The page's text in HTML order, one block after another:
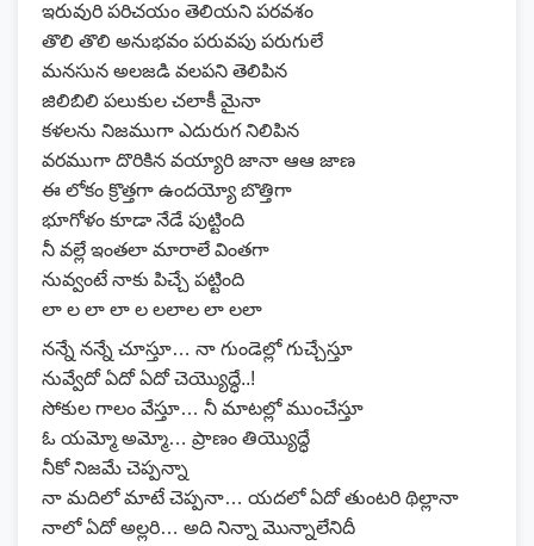
ఇరువురి పరిచయం తెలియని పరవశం
తొలి తొలి అనుభవం పరువపు పరుగులే
మనసున అలజడి వలపని తెలిపిన
జిలిబిలి పలుకుల చలాకీ మైనా
కళలను నిజముగా ఎదురుగ నిలిపిన
వరముగా దొరికిన వయ్యారి జానా ఆఆ జాణ
ఈ లోకం క్రొత్తగా ఉందయ్యో బొత్తిగా
భూగోళం కూడా నేడే పుట్టింది
నీ వల్లే ఇంతలా మారాలే వింతగా
నువ్వంటే నాకు పిచ్చే పట్టింది
లా ల లా లా ల లలాల లా లలా
నన్నే నన్నే చూస్తూ… నా గుండెల్లో గుచ్చేస్తూ
నువ్వేదో ఏదో ఏదో చెయ్యొద్ధే..!
సోకుల గాలం వేస్తూ… నీ మాటల్లో ముంచేస్తూ
ఓ యమ్మో అమ్మో… ప్రాణం తియ్యొద్ధే
నీకో నిజమే చెప్పన్నా
నా మదిలో మాటే చెప్పనా… యదలో ఏదో తుంటరి థిల్లానా
నాలో ఏదో అల్లరి… అది నిన్నా మొన్నాలేనిదీ